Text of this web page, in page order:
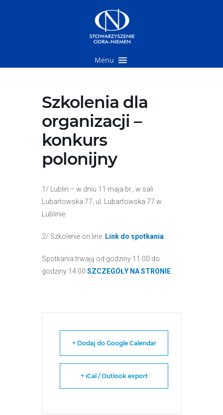
Menu
Szkolenia dla
organizacji –
konkurs
polonijny
1/ Lublin – w dniu 11 maja br., w sali
Lubartowska 77, ul. Lubartowska 77 w
Lublinie
2/ Szkolenie on line. Link do spotkania
Spotkania trwają od godziny 11.00 do
godziny 14.00 SZCZEGÓŁY NA STRONIE
+ Dodaj do Google Calendar
+ iCal / Outlook export